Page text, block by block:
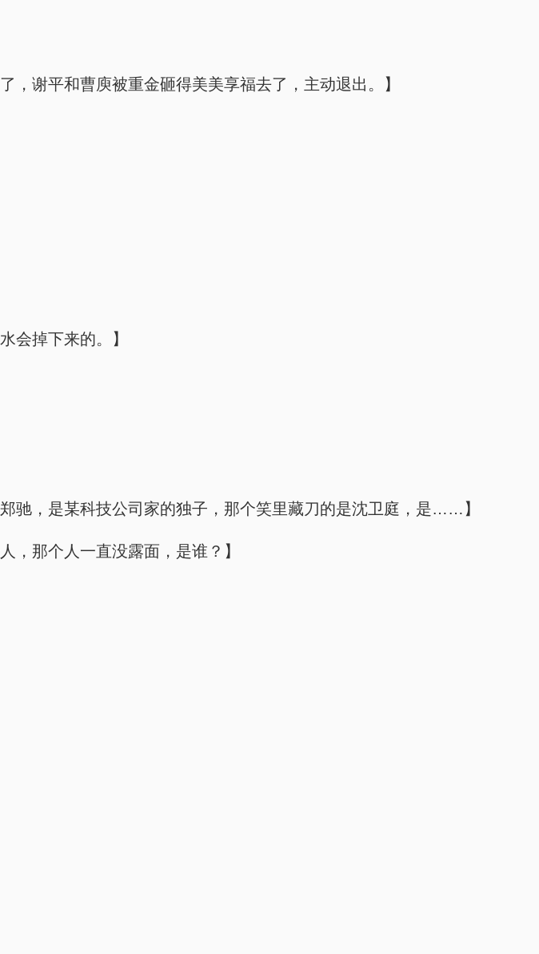
，谢平和曹庾被重金砸得美美享福去了，主动退出。】
会掉下来的。】
驰，是某科技公司家的独子，那个笑里藏刀的是沈卫庭，是……】
，那个人一直没露面，是谁？】